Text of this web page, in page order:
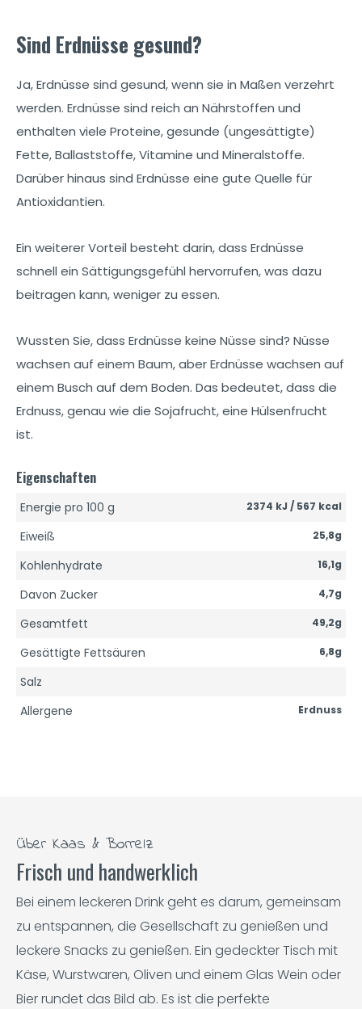
Sind Erdnüsse gesund?
Ja, Erdnüsse sind gesund, wenn sie in Maßen verzehrt
werden. Erdnüsse sind reich an Nährstoffen und
enthalten viele Proteine, gesunde (ungesättigte)
Fette, Ballaststoffe, Vitamine und Mineralstoffe.
Darüber hinaus sind Erdnüsse eine gute Quelle für
Antioxidantien.
Ein weiterer Vorteil besteht darin, dass Erdnüsse
schnell ein Sättigungsgefühl hervorrufen, was dazu
beitragen kann, weniger zu essen.
Wussten Sie, dass Erdnüsse keine Nüsse sind? Nüsse
wachsen auf einem Baum, aber Erdnüsse wachsen auf
einem Busch auf dem Boden. Das bedeutet, dass die
Erdnuss, genau wie die Sojafrucht, eine Hülsenfrucht
ist.
Eigenschaften
Energie pro 100 g 2374 kJ / 567 kcal
Eiweiß 25,8g
Kohlenhydrate 16,1g
Davon Zucker 4,7g
Gesamtfett 49,2g
Gesättigte Fettsäuren 6,8g
Salz
Allergene
Erdnuss
Über Kaas & Borrelz
Frisch und handwerklich
Bei einem leckeren Drink geht es darum, gemeinsam
zu entspannen, die Gesellschaft zu genießen und
leckere Snacks zu genießen. Ein gedeckter Tisch mit
Käse, Wurstwaren, Oliven und einem Glas Wein oder
Bier rundet das Bild ab. Es ist die perfekte